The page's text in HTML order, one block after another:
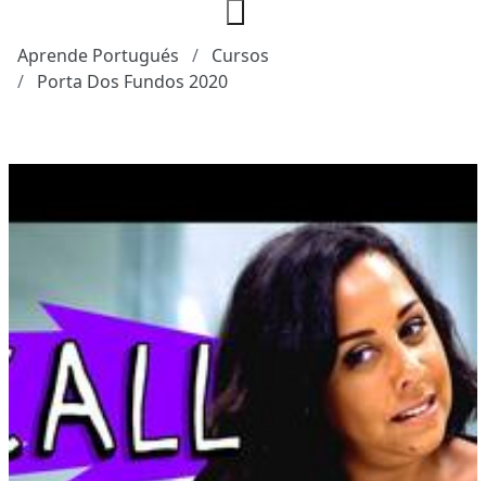
Aprende Portugués
Cursos
Porta Dos Fundos 2020